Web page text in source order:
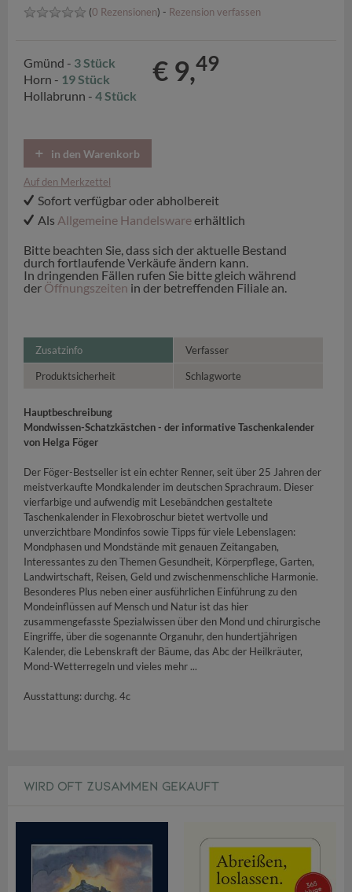
(0 Rezensionen) - Rezension verfassen
Gmünd - 3 Stück
Horn - 19 Stück
Hollabrunn - 4 Stück
€ 9,49
in den Warenkorb
Auf den Merkzettel
Sofort verfügbar oder abholbereit
Als Allgemeine Handelswareerhältlich
Bitte beachten Sie, dass sich der aktuelle Bestand
durch fortlaufende Verkäufe ändern kann.
In dringenden Fällen rufen Sie bitte gleich während
der Öffnungszeiten in der betreffenden Filiale an.
Zusatzinfo Verfasser
Produktsicherheit Schlagworte
Hauptbeschreibung
Mondwissen-Schatzkästchen - der informative Taschenkalender
von Helga Föger
Der Föger-Bestseller ist ein echter Renner, seit über 25 Jahren der
meistverkaufte Mondkalender im deutschen Sprachraum. Dieser
vierfarbige und aufwendig mit Lesebändchen gestaltete
Taschenkalender in Flexobroschur bietet wertvolle und
unverzichtbare Mondinfos sowie Tipps für viele Lebenslagen:
Mondphasen und Mondstände mit genauen Zeitangaben,
Interessantes zu den Themen Gesundheit, Körperpflege, Garten,
Landwirtschaft, Reisen, Geld und zwischenmenschliche Harmonie.
Besonderes Plus neben einer ausführlichen Einführung zu den
Mondeinflüssen auf Mensch und Natur ist das hier
zusammengefasste Spezialwissen über den Mond und chirurgische
Eingriffe, über die sogenannte Organuhr, den hundertjährigen
Kalender, die Lebenskraft der Bäume, das Abc der Heilkräuter,
Mond-Wetterregeln und vieles mehr ...
Ausstattung: durchg. 4c
WIRD OFT ZUSAMMEN GEKAUFT